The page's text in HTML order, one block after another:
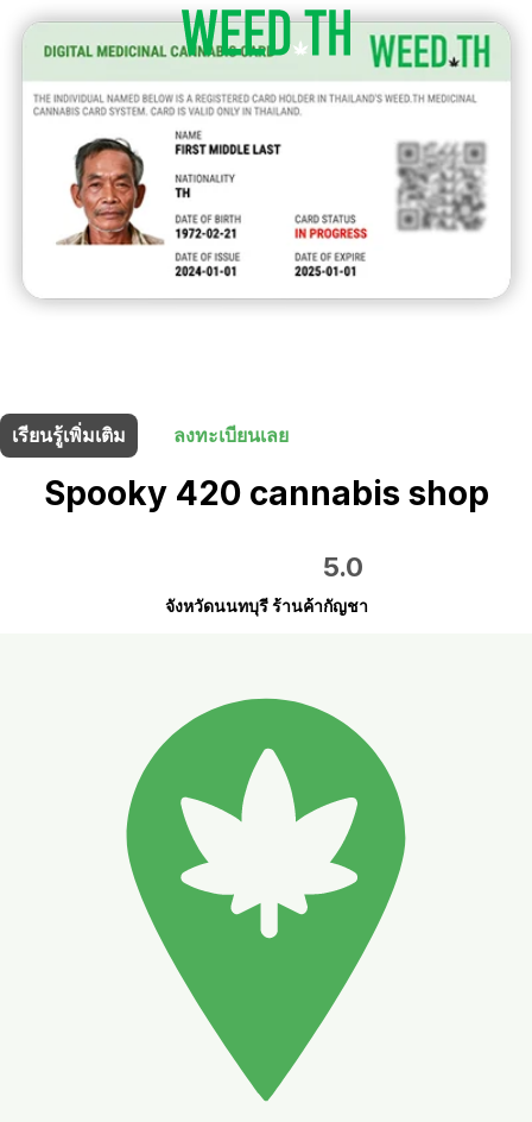
เรียนรู้เพิ่มเติม
ลงทะเบียนเลย
Spooky 420 cannabis shop
5.0
จังหวัดนนทบุรี ร้านค้ากัญชา